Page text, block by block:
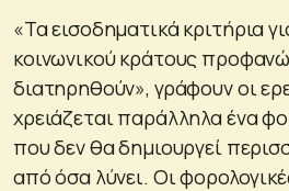
«Τα εισοδηματικά κριτήρια
κοινωνικού κράτους
διατηρηθούν», γράφουν οι
χρειάζεται παράλληλα ένα
που δεν θα δημιουργεί
από όσα λύνει. Οι